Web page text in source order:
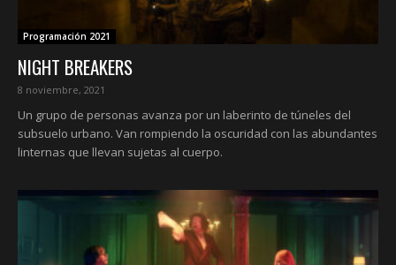
Programación 2021
NIGHT BREAKERS
8 noviembre, 2021
Un grupo de personas avanza por un laberinto de túneles del
subsuelo urbano. Van rompiendo la oscuridad con las abundantes
linternas que llevan sujetas al cuerpo.